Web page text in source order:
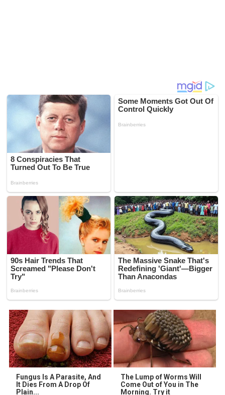
Fungus Is A Parasite, And
It Dies From A Drop Of
Plain...
The Lump of Worms Will
Come Out of You in The
Morning. Try it